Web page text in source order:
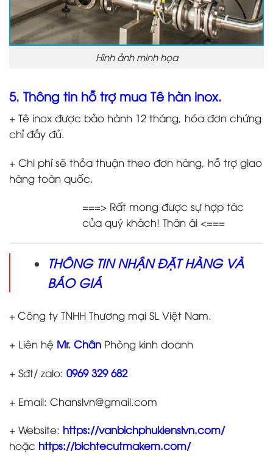
Hình ảnh minh họa
5. Thông tin hỗ trợ mua Tê hàn inox.
+ Tê inox được bảo hành 12 tháng, hóa đơn chứng
chỉ đầy đủ.
+ Chi phí sẽ thỏa thuận theo đơn hàng, hỗ trợ giao
hàng toàn quốc.
===> Rất mong được sự hợp tác
của quý khách! Thân ái <===
THÔNG TIN NHẬN ĐẶT HÀNG VÀ
BÁO GIÁ
+ Công ty TNHH Thương mại SL Việt Nam.
+ Liên hệ Mr. Chân Phòng kinh doanh
+ Sđt/ zalo: 0969 329 682
+ Email: Chanslvn@gmail.com
+ Website: https://vanbichphukienslvn.com/
hoặc https://bichtecutmakem.com/